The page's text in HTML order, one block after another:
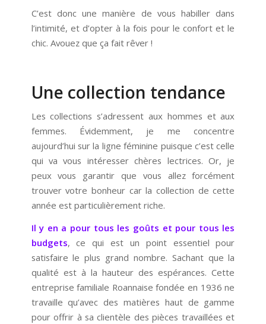
C’est donc une manière de vous habiller dans
l’intimité, et d’opter à la fois pour le confort et le
chic. Avouez que ça fait rêver !
Une collection tendance
Les collections s’adressent aux hommes et aux
femmes. Évidemment, je me concentre
aujourd’hui sur la ligne féminine puisque c’est celle
qui va vous intéresser chères lectrices. Or, je
peux vous garantir que vous allez forcément
trouver votre bonheur car la collection de cette
année est particulièrement riche.
Il y en a pour tous les goûts et pour tous les
budgets, ce qui est un point essentiel pour
satisfaire le plus grand nombre. Sachant que la
qualité est à la hauteur des espérances. Cette
entreprise familiale Roannaise fondée en 1936 ne
travaille qu’avec des matières haut de gamme
pour offrir à sa clientèle des pièces travaillées et